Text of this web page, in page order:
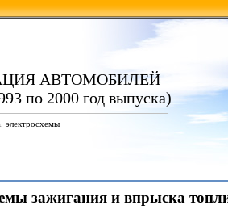
АВТОМОБИЛЕЙ
по 2000 год выпуска)
электросхемы
зажигания и впрыска